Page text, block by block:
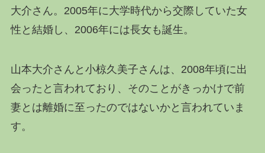
大介さん。2005年に大学時代から交際していた女
性と結婚し、2006年には長女も誕生。
山本大介さんと小椋久美子さんは、2008年頃に出
会ったと言われており、そのことがきっかけで前
妻とは離婚に至ったのではないかと言われていま
す。